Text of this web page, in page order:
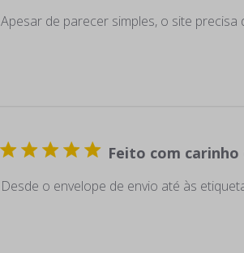
Apesar de parecer simples, o site
Feito com carinho
Desde o envelope de envio até às